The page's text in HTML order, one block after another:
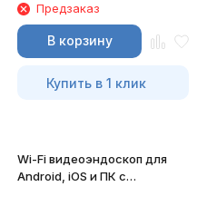
Предзаказ
В корзину
Купить в 1 клик
Wi-Fi видеоэндоскоп для
Android, iOS и ПК с